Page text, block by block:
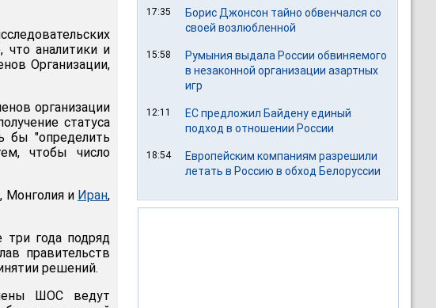
аналитики и
Организации,
организации
статуса
бы "определить
чтобы число
Монголия и Иран,
три года подряд
правительств
решений.
ШОС ведут
17:35
Борис Джонсон тайно обвенчался со
своей возлюбленной
15:58
Румыния выдала России обвиняемого
в незаконной организации азартных
игр
12:11
ЕС предложил Байдену единый
подход в отношении России
18:54
Европейским компаниям разрешили
летать в Россию в обход Белоруссии